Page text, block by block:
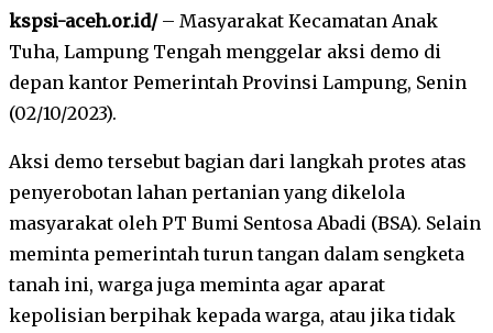
kspsi-aceh.or.id/– Masyarakat Kecamatan Anak
Tuha, Lampung Tengah menggelar aksi demo di
depan kantor Pemerintah Provinsi Lampung, Senin
(02/10/2023).
Aksi demo tersebut bagian dari langkah protes atas
penyerobotan lahan pertanian yang dikelola
masyarakat oleh PT Bumi Sentosa Abadi (BSA). Selain
meminta pemerintah turun tangan dalam sengketa
tanah ini, warga juga meminta agar aparat
kepolisian berpihak kepada warga, atau jika tidak